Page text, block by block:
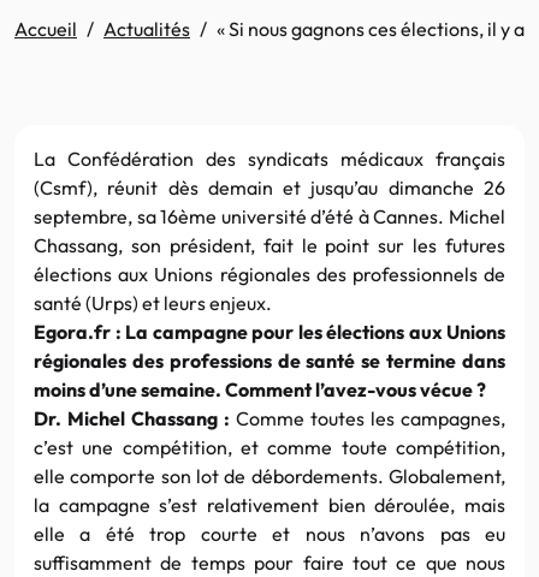
Accueil Actualités « Si nous gagnons ces élections, il y
La Confédération des syndicats médicaux français
(Csmf), réunit dès demain et jusqu’au dimanche 26
septembre, sa 16ème université d’été à Cannes. Michel
Chassang, son président, fait le point sur les futures
élections aux Unions régionales des professionnels de
santé (Urps) et leurs enjeux.
Egora.fr : La campagne pour les élections aux Unions
régionales des professions de santé se termine dans
moins d’une semaine. Comment l’avez-vous vécue ?
Dr. Michel Chassang : Comme toutes les campagnes,
c’est une compétition, et comme toute compétition,
elle comporte son lot de débordements. Globalement,
la campagne s’est relativement bien déroulée, mais
elle a été trop courte et nous n’avons pas eu
suffisamment de temps pour faire tout ce que nous